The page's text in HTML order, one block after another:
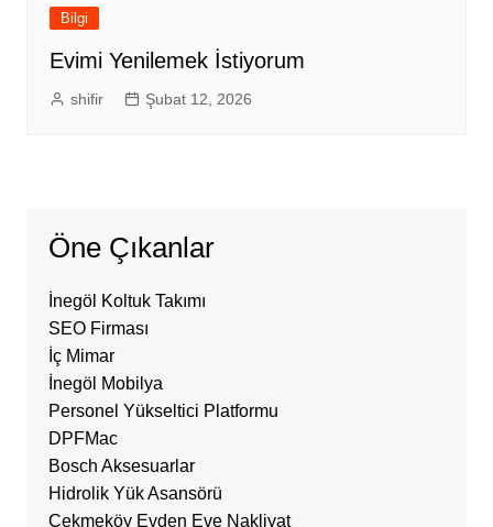
Bilgi
Evimi Yenilemek İstiyorum
shifir Şubat 12, 2026
Öne Çıkanlar
İnegöl Koltuk Takımı
SEO Firması
İç Mimar
İnegöl Mobilya
Personel Yükseltici Platformu
DPFMac
Bosch Aksesuarlar
Hidrolik Yük Asansörü
Çekmeköy Evden Eve Nakliyat